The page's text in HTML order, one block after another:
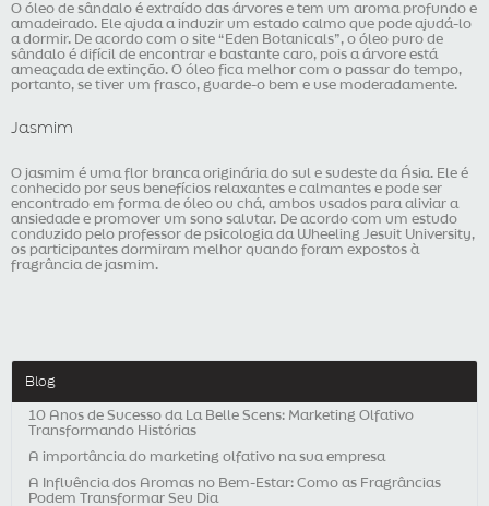
O óleo de sândalo é extraído das árvores e tem um aroma profundo e
amadeirado. Ele ajuda a induzir um estado calmo que pode ajudá-lo
a dormir. De acordo com o site “Eden Botanicals”, o óleo puro de
sândalo é difícil de encontrar e bastante caro, pois a árvore está
ameaçada de extinção. O óleo fica melhor com o passar do tempo,
portanto, se tiver um frasco, guarde-o bem e use moderadamente.
Jasmim
O jasmim é uma flor branca originária do sul e sudeste da Ásia. Ele é
conhecido por seus benefícios relaxantes e calmantes e pode ser
encontrado em forma de óleo ou chá, ambos usados para aliviar a
ansiedade e promover um sono salutar. De acordo com um estudo
conduzido pelo professor de psicologia da Wheeling Jesuit University,
os participantes dormiram melhor quando foram expostos à
fragrância de jasmim.
Blog
10 Anos de Sucesso da La Belle Scens: Marketing Olfativo
Transformando Histórias
A importância do marketing olfativo na sua empresa
A Influência dos Aromas no Bem-Estar: Como as Fragrâncias
Podem Transformar Seu Dia